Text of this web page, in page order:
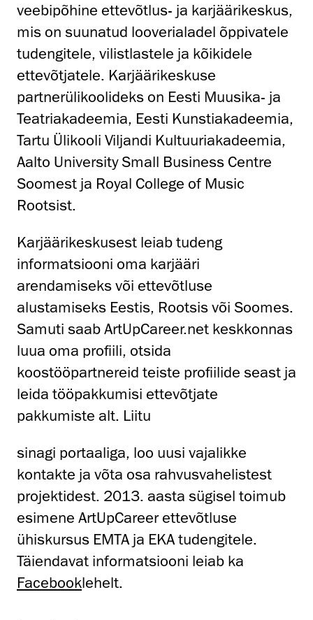
veebipõhine ettevõtlus- ja karjäärikeskus,
mis on suunatud looverialadel õppivatele
tudengitele, vilistlastele ja kõikidele
ettevõtjatele. Karjäärikeskuse
partnerülikoolideks on Eesti Muusika- ja
Teatriakadeemia, Eesti Kunstiakadeemia,
Tartu Ülikooli Viljandi Kultuuriakadeemia,
Aalto University Small Business Centre
Soomest ja Royal College of Music
Rootsist.
Karjäärikeskusest leiab tudeng
informatsiooni oma karjääri
arendamiseks või ettevõtluse
alustamiseks Eestis, Rootsis või Soomes.
Samuti saab ArtUpCareer.net keskkonnas
luua oma profiili, otsida
koostööpartnereid teiste profiilide seast ja
leida tööpakkumisi ettevõtjate
pakkumiste alt. Liitu
sinagi portaaliga, loo uusi vajalikke
kontakte ja võta osa rahvusvahelistest
projektidest. 2013. aasta sügisel toimub
esimene ArtUpCareer ettevõtluse
ühiskursus EMTA ja EKA tudengitele.
Täiendavat informatsiooni leiab ka
Facebooklehelt.